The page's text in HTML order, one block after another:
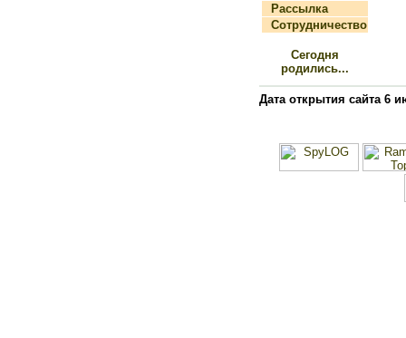
Рассылка
Сотрудничество
Сегодня
родились...
Дата открытия сайта 6